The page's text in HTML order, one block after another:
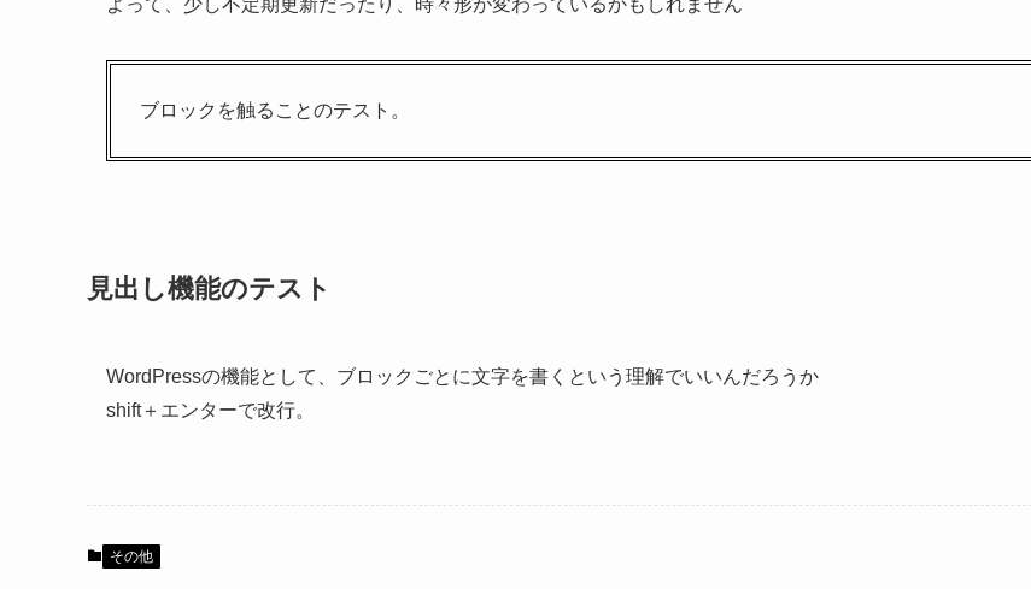
よって、少し不定期更新だったり、時々形が変わっているかもしれません
ブロックを触ることのテスト。
見出し機能のテスト
WordPressの機能として、ブロックごとに文字を書くという理解でいいんだろうか
shift＋エンターで改行。
その他